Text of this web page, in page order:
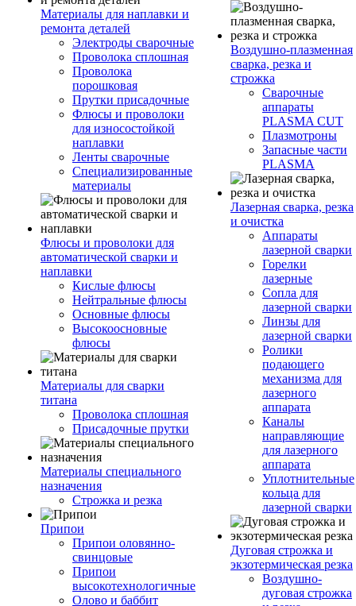
Материалы для наплавки и
ремонта деталей
Электроды сварочные
Проволока сплошная
Проволока
порошковая
Прутки присадочные
Флюсы и проволоки
для износостойкой
наплавки
Ленты сварочные
Специализированные
материалы
Флюсы и проволоки для
автоматической сварки и
наплавки
Кислые флюсы
Нейтральные флюсы
Основные флюсы
Высокоосновные
флюсы
Материалы для сварки
титана
Проволока сплошная
Присадочные прутки
Материалы специального
назначения
Строжка и резка
Припои
Припои оловянно-
свинцовые
Припои
высокотехнологичные
Олово и баббит
Воздушно-плазменная
сварка, резка и
строжка
Сварочные
аппараты
PLASMA CUT
Плазмотроны
Запасные части
PLASMA
Лазерная сварка, резка
и очистка
Аппараты
лазерной сварки
Горелки
лазерные
Сопла для
лазерной сварки
Линзы для
лазерной сварки
Ролики
подающего
механизма для
лазерного
аппарата
Каналы
направляющие
для лазерного
аппарата
Уплотнительные
кольца для
лазерной сварки
Дуговая строжка и
экзотермическая резка
Воздушно-
дуговая строжка